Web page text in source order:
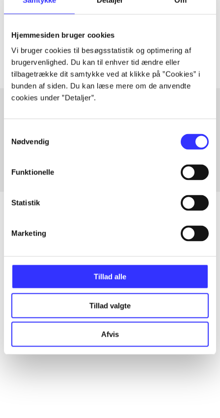
Hjemmesiden bruger cookies
Vi bruger cookies til besøgsstatistik og optimering af
brugervenlighed. Du kan til enhver tid ændre eller
tilbagetrække dit samtykke ved at klikke på ”Cookies” i
bunden af siden. Du kan læse mere om de anvendte
cookies under ”Detaljer”.
Nødvendig
Funktionelle
Statistik
Marketing
Tillad alle
Tillad valgte
Afvis
lorem ipsum dolor sit amet ...
Artiklerne i handler ofte om
Fra
Artikler
...